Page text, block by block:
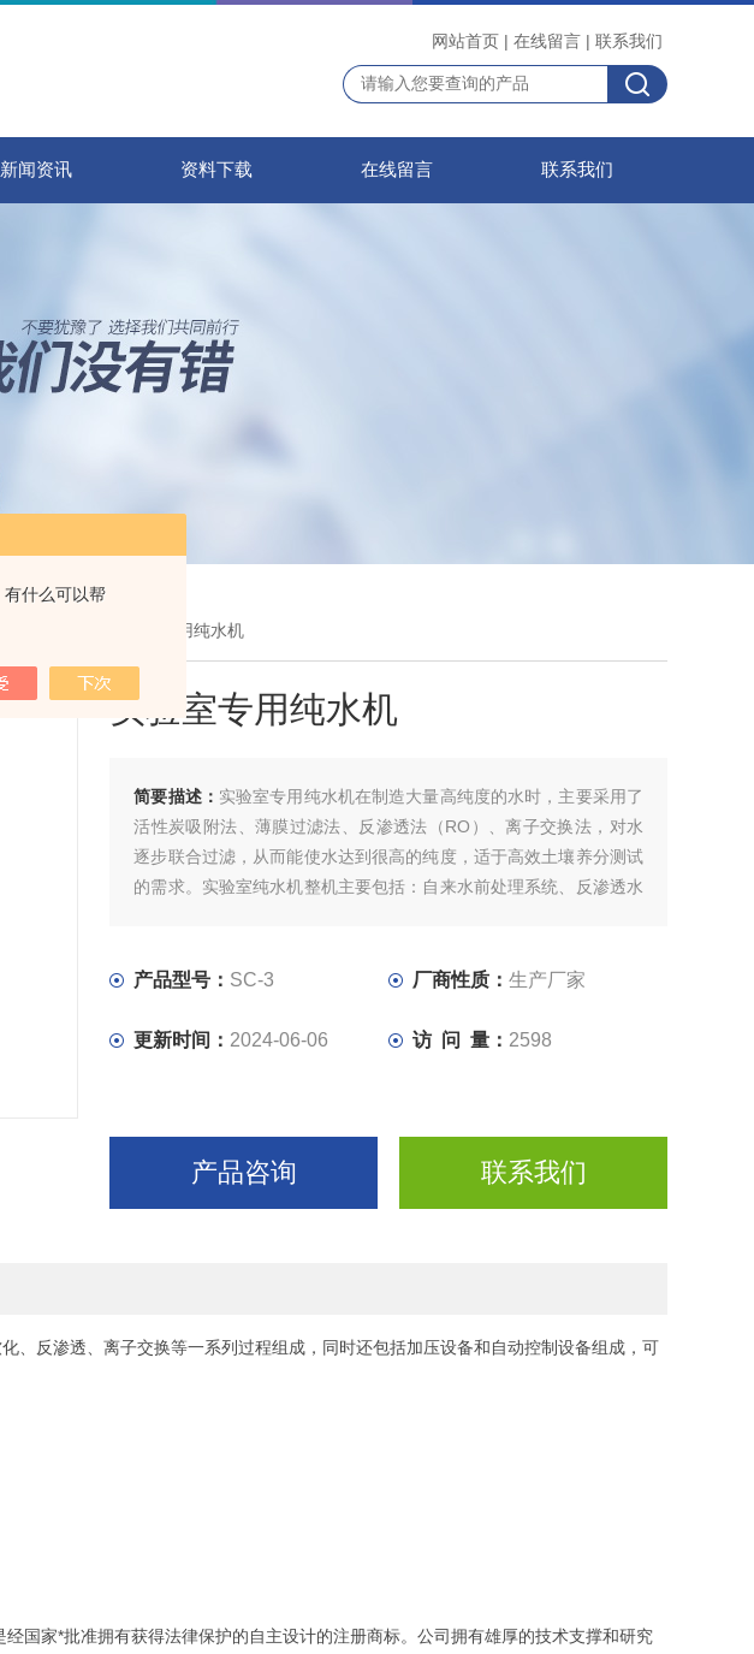
什么可以帮
网站首页 | 在线留言 | 联系我们
新闻资讯 资料下载 在线留言 联系我们
> SC-3实验室专用纯水机
实验室专用纯水机
简要描述： 实验室专用纯水机在制造大量高纯度的水时，主要采用了
活性炭吸附法、薄膜过滤法、反渗透法（RO）、离子交换法，对水
逐步联合过滤，从而能使水达到很高的纯度，适于高效土壤养分测试
的需求。实验室纯水机整机主要包括：自来水前处理系统、反渗透水
产品型号： SC-3 厂商性质：生产厂家
更新时间： 2024-06-06 访 问 量： 2598
产品咨询 联系我们
、反渗透、离子交换等一系列过程组成，同时还包括加压设备和自动控制设备组成，可
国家*批准拥有获得法律保护的自主设计的注册商标。公司拥有雄厚的技术支撑和研究